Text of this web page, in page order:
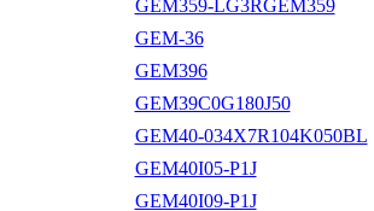
GEM359-LG3RGEM359
GEM-36
GEM396
GEM39C0G180J50
GEM40-034X7R104K050BL
GEM40I05-P1J
GEM40I09-P1J